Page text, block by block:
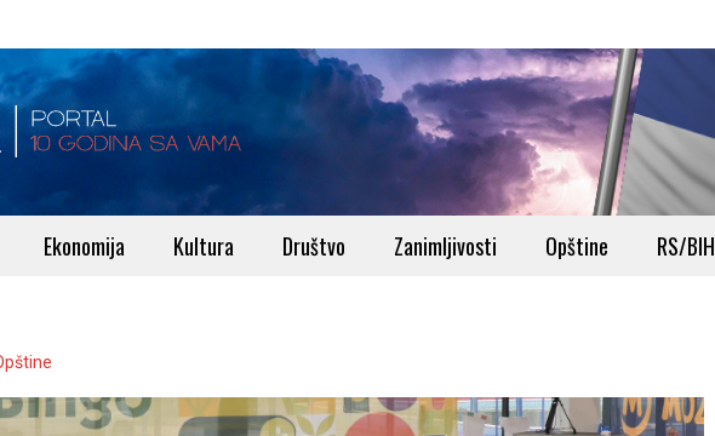
Ekonomija Kultura Društvo Zanimljivosti Opštine RS/BIH